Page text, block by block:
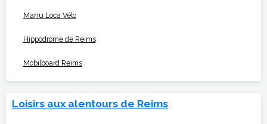
Manu Loca Vélo
Hippodrome de Reims
Mobilboard Reims
Loisirs aux alentours de Reims